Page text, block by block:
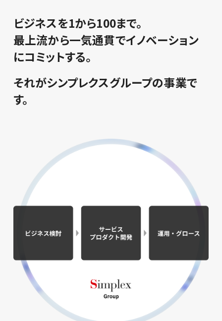
ビジネスを1から100まで。
最上流から一気通貫でイノベーション
にコミットする。
それがシンプレクスグループの事業で
す。